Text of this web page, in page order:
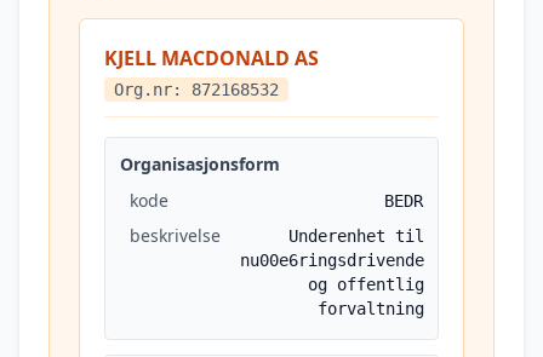
KJELL MACDONALD AS
Org.nr: 872168532
Organisasjonsform
kode
BEDR
beskrivelse
Underenhet til
nu00e6ringsdrivende
og offentlig
forvaltning